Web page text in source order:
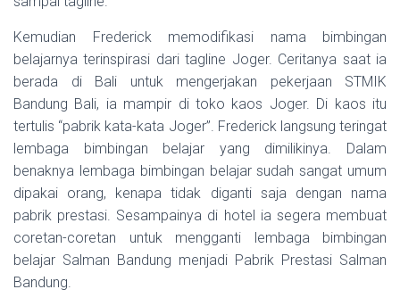
Kemudian Frederick memodifikasi nama bimbingan
belajarnya terinspirasi dari tagline Joger. Ceritanya saat ia
berada di Bali untuk mengerjakan pekerjaan STMIK
Bandung Bali, ia mampir di toko kaos Joger. Di kaos itu
tertulis “pabrik kata-kata Joger”. Frederick langsung teringat
lembaga bimbingan belajar yang dimilikinya. Dalam
benaknya lembaga bimbingan belajar sudah sangat umum
dipakai orang, kenapa tidak diganti saja dengan nama
pabrik prestasi. Sesampainya di hotel ia segera membuat
coretan-coretan untuk mengganti lembaga bimbingan
belajar Salman Bandung menjadi Pabrik Prestasi Salman
Bandung.